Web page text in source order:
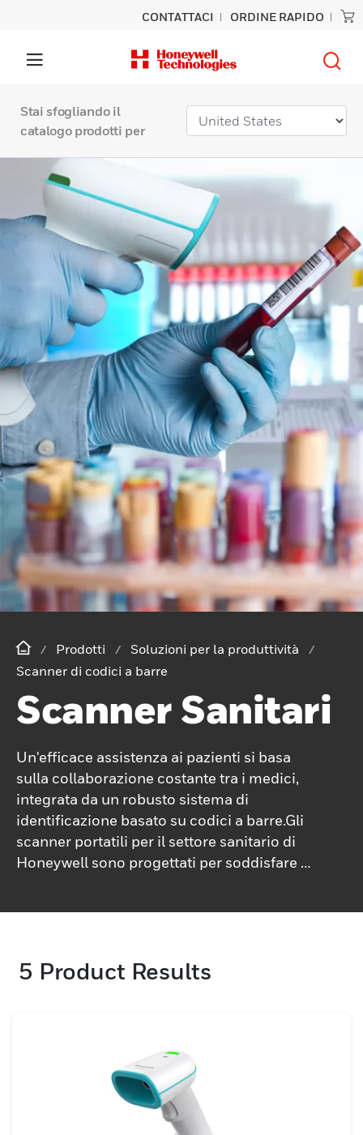
CONTATTACI ORDINE RAPIDO
Stai sfogliando il
catalogo prodotti per
Prodotti
Soluzioni per la produttività
Scanner di codici a barre
Scanner Sanitari
Un'efficace assistenza ai pazienti si basa
sulla collaborazione costante tra i medici,
integrata da un robusto sistema di
identificazione basato su codici a barre.Gli
scanner portatili per il settore sanitario di
Honeywell sono progettati per soddisfare i
prestazioni eccellono in attività cruciali a
di leggere codici a barre danneggiati o di
scarsa qualità, gli scanner Honeywell
riducono al minimo i tempi di scansione e
migliorano la produttività.
5 Product Results